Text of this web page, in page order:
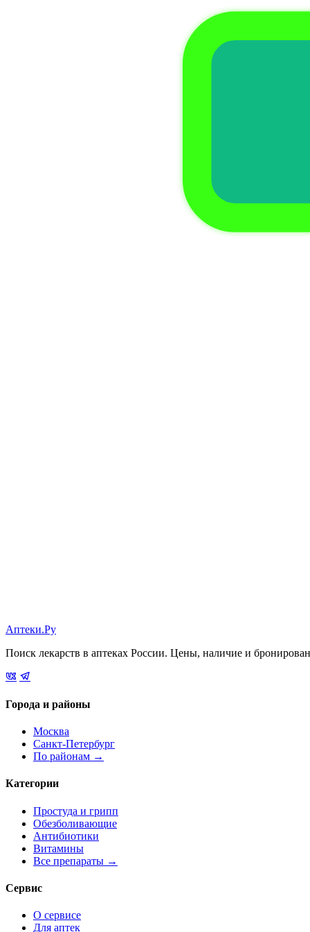
Аптеки.Ру
Поиск лекарств в аптеках России. Цены, наличие и
Города и районы
Москва
Санкт-Петербург
По районам →
Категории
Простуда и грипп
Обезболивающие
Антибиотики
Витамины
Все препараты →
Сервис
О сервисе
Для аптек